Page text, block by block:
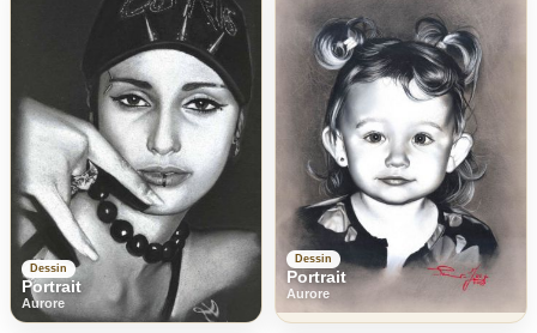
Dessin
Portrait
Aurore
Dessin
Portrait
Aurore